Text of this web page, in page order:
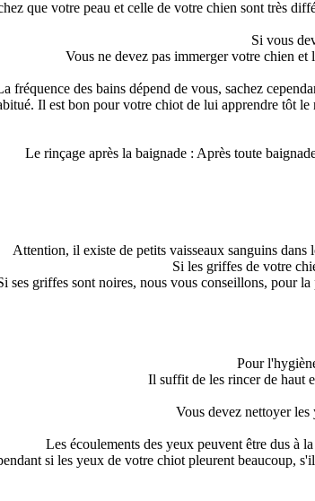
que votre peau et celle de votre chien sont très
Si vous
Vous ne devez pas immerger votre chien
fréquence des bains dépend de vous, sachez
Il est bon pour votre chiot de lui apprendre tôt
Le rinçage après la baignade : Après toute
Attention, il existe de petits vaisseaux sanguins
Si les griffes de votre
ses griffes sont noires, nous vous conseillons, pour
Pour
Il suffit de les rincer de haut
Vous devez nettoyer
Les écoulements des yeux peuvent être dus à
si les yeux de votre chiot pleurent beaucoup,